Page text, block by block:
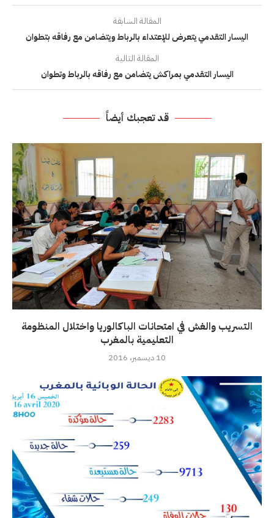
المقالة السابقة
اليسار التقدمي يتعرض للإعتداء بالرباط ويتضامن مع رفاقه بتطوان
المقالة التالية
اليسار التقدمي بمراكش يتضامن مع رفاقه بالرباط وتطوان
قد تعجبك أيضاً
التسريب والغش في امتحانات الباكالوريا واختلال المنظومة
التعليمية بالمغرب
10 ديسمبر، 2016